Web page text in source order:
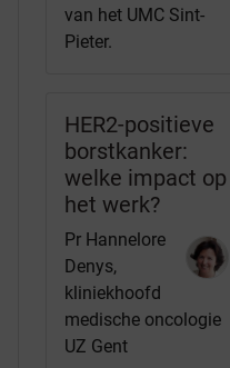
van het UMC Sint-
Pieter.
HER2-positieve
borstkanker:
welke impact op
het werk?
Pr Hannelore
Denys,
kliniekhoofd
medische oncologie
UZ Gent